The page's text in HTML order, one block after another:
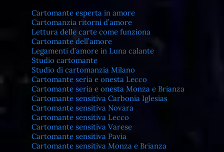
Cartomante esperta in amore
Cartomanzia ritorni d’amore
Lettura delle carte come funziona
Cartomante dell’amore
Legamenti d’amore in Luna calante
Studio cartomante
Studio di cartomanzia Milano
Cartomante seria e onesta Lecco
Cartomante seria e onesta Monza e Brianza
Cartomante sensitiva Carbonia Iglesias
Cartomante sensitiva Novara
Cartomante sensitiva Lecco
Cartomante sensitiva Varese
Cartomante sensitiva Pavia
Cartomante sensitiva Monza e Brianza